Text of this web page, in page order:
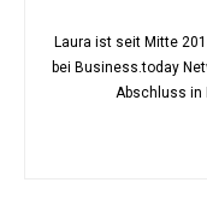
Laura ist seit Mitte
bei Business.today
Abschluss in